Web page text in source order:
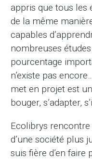
appris que tous les
de la même
capables
nombreuses
pourcentage
n’existe pas
met en projet est
bouger, s’adapter,
Ecolibrys
d’une société plus
suis fière d’en faire